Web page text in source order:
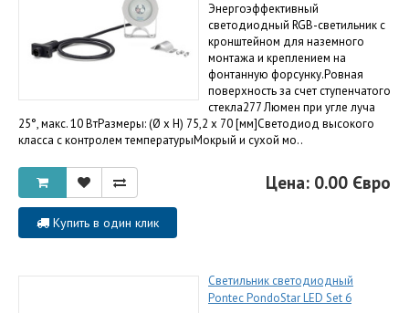
Энергоэффективный
светодиодный RGB-светильник с
кронштейном для наземного
монтажа и креплением на
фонтанную форсунку.Ровная
поверхность за счет ступенчатого
стекла277 Люмен при угле луча
25°, макс. 10 ВтРазмеры: (Ø x H) 75,2 x 70 [мм]Светодиод высокого
класса с контролем температурыМокрый и сухой мо..
Цена: 0.00 Євро
Купить в один клик
Светильник светодиодный
Pontec PondoStar LED Set 6